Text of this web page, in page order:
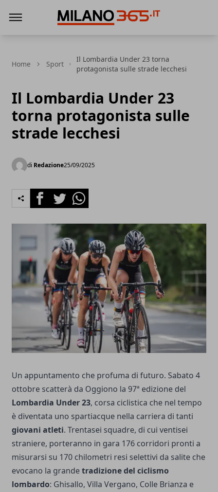
Home Sport
Il Lombardia Under 23 torna
protagonista sulle strade lecchesi
Il Lombardia Under 23
torna protagonista sulle
strade lecchesi
di Redazione25/09/2025
FacebookTwitterWhatsapp
Un appuntamento che profuma di futuro. Sabato 4
ottobre scatterà da Oggiono la 97ª edizione del
Lombardia Under 23, corsa ciclistica che nel tempo
è diventata uno spartiacque nella carriera di tanti
giovani atleti. Trentasei squadre, di cui ventisei
straniere, porteranno in gara 176 corridori pronti a
misurarsi su 170 chilometri resi selettivi da salite che
evocano la grandetradizione del ciclismo
lombardo: Ghisallo, Villa Vergano, Colle Brianza e